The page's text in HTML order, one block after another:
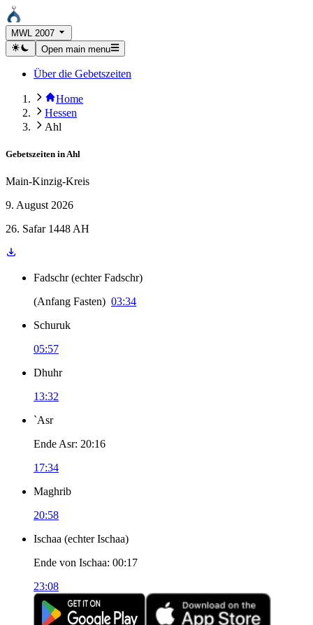
MWL 2007
Open main menu
Über die Gebetszeiten
Home
Hessen
Ahl
Gebetszeiten in Ahl
Main-Kinzig-Kreis
9. August 2026
26. Safar 1448 AH
Fadschr (echter Fadschr)
(Anfang Fasten) 03:34
Schuruk
05:57
Dhuhr
13:32
`Asr
Ende Asr: 20:16
17:34
Maghrib
20:58
Ischaa (echter Ischaa)
Ende von Ischaa: 00:17
23:08